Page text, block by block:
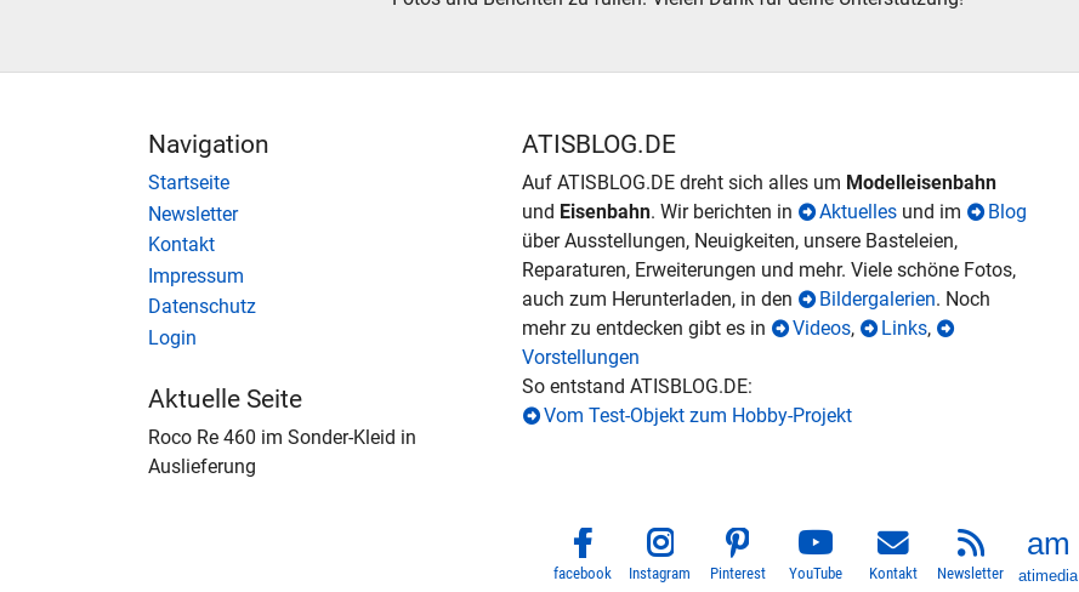
Navigation
Startseite
Newsletter
Kontakt
Impressum
Datenschutz
Login
Aktuelle Seite
Roco Re 460 im Sonder-Kleid in
Auslieferung
ATISBLOG.DE
Auf ATISBLOG.DE dreht sich alles um Modelleisenbahn
und Eisenbahn. Wir berichten in Aktuelles und im
Blog
über Ausstellungen, Neuigkeiten, unsere Basteleien,
Reparaturen, Erweiterungen und mehr. Viele schöne Fotos,
auch zum Herunterladen, in den
Bildergalerien. Noch
mehr zu entdecken gibt es in
Videos, Links,
Vorstellungen
So entstand ATISBLOG.DE:
Vom Test-Objekt zum Hobby-Projekt
facebook Instagram Pinterest YouTube Kontakt Newsletter atimedia